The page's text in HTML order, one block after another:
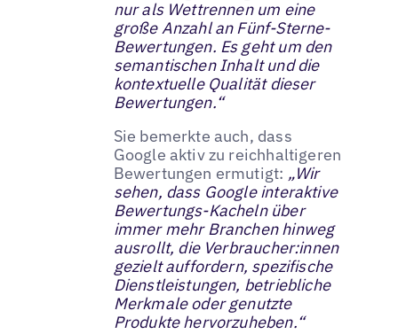
nur als Wettrennen um eine
große Anzahl an Fünf-Sterne-
Bewertungen. Es geht um den
semantischen Inhalt und die
kontextuelle Qualität dieser
Bewertungen.“
Sie bemerkte auch, dass
Google aktiv zu reichhaltigeren
Bewertungen ermutigt: „Wir
sehen, dass Google interaktive
Bewertungs-Kacheln über
immer mehr Branchen hinweg
ausrollt, die Verbraucher:innen
gezielt auffordern, spezifische
Dienstleistungen, betriebliche
Merkmale oder genutzte
Produkte hervorzuheben.“